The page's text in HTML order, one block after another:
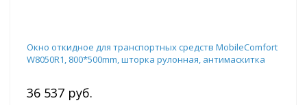
Окно откидное для транспортных средств MobileComfort
W8050R1, 800*500mm, шторка рулонная, антимаскитка
36 537 руб.